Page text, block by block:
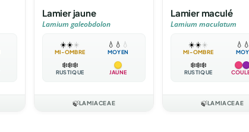
Lamier jaune
Lamium galeobdolon
☀️☀️☀️
MI-OMBRE
💧 💧 💧
MOYEN
❄️❄️❄️
RUSTIQUE JAUNE
🍃LAMIACEAE
Lamier maculé
Lamium maculatum
☀️☀️☀️
MI-OMBRE
💧 💧
❄️❄️❄️
RUSTIQUE
🍃LAMIACEAE